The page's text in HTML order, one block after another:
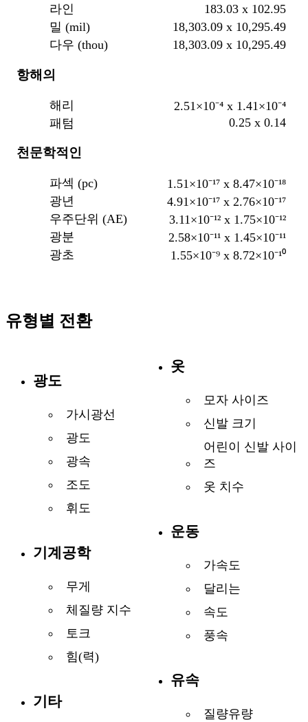
라인
183.03 x 102.95
밀 (mil)
18,303.09 x 10,295.49
다우 (thou)
18,303.09 x 10,295.49
항해의
해리
2.51×10⁻⁴ x 1.41×10⁻⁴
패텀
0.25 x 0.14
천문학적인
파섹 (pc)
1.51×10⁻¹⁷ x 8.47×10⁻¹⁸
광년
4.91×10⁻¹⁷ x 2.76×10⁻¹⁷
우주단위 (AE)
3.11×10⁻¹² x 1.75×10⁻¹²
광분
2.58×10⁻¹¹ x 1.45×10⁻¹¹
광초
1.55×10⁻⁹ x 8.72×10⁻¹⁰
유형별 전환
광도
가시광선
광도
광속
조도
휘도
기계공학
무게
체질량 지수
토크
힘(력)
기타
옷
모자 사이즈
신발 크기
어린이 신발 사이
즈
옷 치수
운동
가속도
달리는
속도
풍속
유속
질량유량